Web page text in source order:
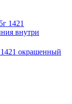
окрашенный